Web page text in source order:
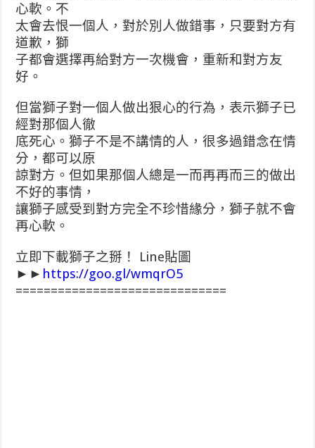
心軟。不
太會去恨一個人，對於別人做錯事，只要對方有
道歉，獅
子都會選擇再給對方一次機會，重新和對方友
好。
但當獅子對一個人做出狠心的行為，表示獅子已
經對那個人徹
底死心。獅子不是不講情的人，很多過錯念在情
分，都可以原
諒對方。但如果那個人總是一而再再而三的做出
不好的事情，
讓獅子感受到對方完全不珍惜緣分，獅子就不會
再心軟。
立即下載獅子之掰！ Line貼圖
►► https://goo.gl/wmqrO5
==============================